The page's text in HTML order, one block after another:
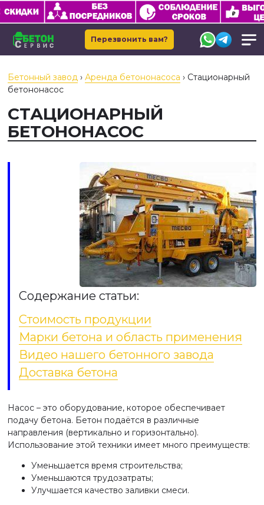
Перезвонить вам?
Бетонный завод › Аренда бетононасоса › Стационарный
бетононасос
СТАЦИОНАРНЫЙ
БЕТОНОНАСОС
Содержание статьи:
Стоимость продукции
Марки бетона и область применения
Видео нашего бетонного завода
Доставка бетона
Насос – это оборудование, которое обеспечивает
подачу бетона. Бетон подаётся в различные
направления (вертикально и горизонтально).
Использование этой техники имеет много преимуществ:
Уменьшается время строительства;
Уменьшаются трудозатраты;
Улучшается качество заливки смеси.